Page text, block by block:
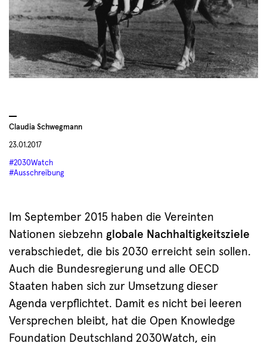
Claudia Schwegmann
23.01.2017
#2030Watch
#Ausschreibung
Im September 2015 haben die Vereinten
Nationen siebzehn globale Nachhaltigkeitsziele
verabschiedet, die bis 2030 erreicht sein sollen.
Auch die Bundesregierung und alle OECD
Staaten haben sich zur Umsetzung dieser
Agenda verpflichtet. Damit es nicht bei leeren
Versprechen bleibt, hat die Open Knowledge
Foundation Deutschland 2030Watch, ein